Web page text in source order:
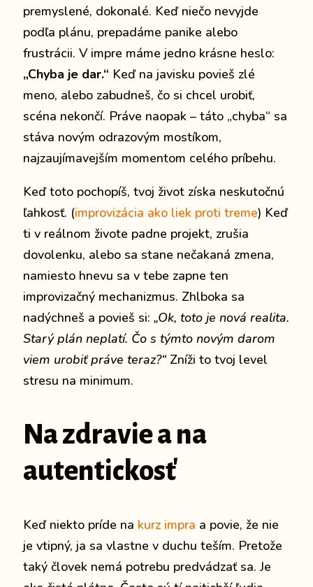
premyslené, dokonalé. Keď niečo nevyjde
podľa plánu, prepadáme panike alebo
frustrácii. V impre máme jedno krásne heslo:
„Chyba je dar.“ Keď na javisku povieš zlé
meno, alebo zabudneš, čo si chcel urobiť,
scéna nekončí. Práve naopak – táto „chyba“ sa
stáva novým odrazovým mostíkom,
najzaujímavejším momentom celého príbehu.
Keď toto pochopíš, tvoj život získa neskutočnú
ľahkosť. (improvizácia ako liek proti treme) Keď
ti v reálnom živote padne projekt, zrušia
dovolenku, alebo sa stane nečakaná zmena,
namiesto hnevu sa v tebe zapne ten
improvizačný mechanizmus. Zhlboka sa
nadýchneš a povieš si: „Ok, toto je nová realita.
Starý plán neplatí. Čo s týmto novým darom
viem urobiť práve teraz?“Zníži to tvoj level
stresu na minimum.
Na zdravie a na
autentickosť
Keď niekto príde na kurz impra a povie, že nie
je vtipný, ja sa vlastne v duchu teším. Pretože
taký človek nemá potrebu predvádzať sa. Je